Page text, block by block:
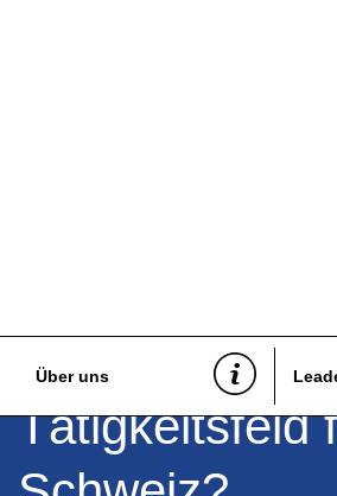
Über uns
Deal
Tätigkeitsfeld